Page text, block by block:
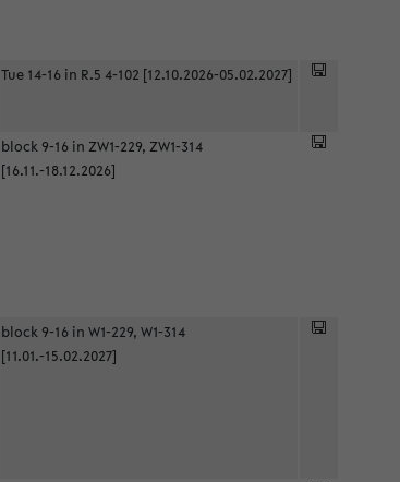
Tue 14-16 in R.5 4-102 [12.10.2026-05.02.2027]
block 9-16 in ZW1-229, ZW1-314
[16.11.-18.12.2026]
block 9-16 in W1-229, W1-314
[11.01.-15.02.2027]